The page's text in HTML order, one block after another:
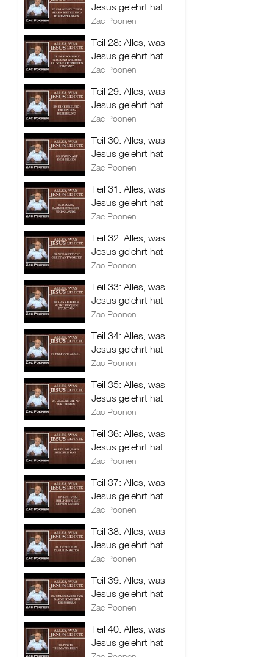
Jesus gelehrt hat
Zac Poonen
Teil 28: Alles, was
Jesus gelehrt hat
Zac Poonen
Teil 29: Alles, was
Jesus gelehrt hat
Zac Poonen
Teil 30: Alles, was
Jesus gelehrt hat
Zac Poonen
Teil 31: Alles, was
Jesus gelehrt hat
Zac Poonen
Teil 32: Alles, was
Jesus gelehrt hat
Zac Poonen
Teil 33: Alles, was
Jesus gelehrt hat
Zac Poonen
Teil 34: Alles, was
Jesus gelehrt hat
Zac Poonen
Teil 35: Alles, was
Jesus gelehrt hat
Zac Poonen
Teil 36: Alles, was
Jesus gelehrt hat
Zac Poonen
Teil 37: Alles, was
Jesus gelehrt hat
Zac Poonen
Teil 38: Alles, was
Jesus gelehrt hat
Zac Poonen
Teil 39: Alles, was
Jesus gelehrt hat
Zac Poonen
Teil 40: Alles, was
Jesus gelehrt hat